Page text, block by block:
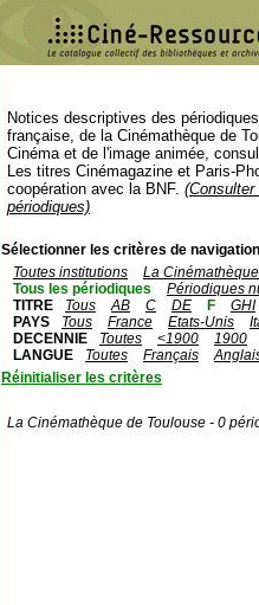
Notices descriptives des
française, de la Cinémathèque de
Cinéma et de l'image animée,
Les titres Cinémagazine et Paris-
coopération avec la BNF.
périodiques)
Sélectionner les critères de
Toutes institutions
La
Tous les périodiques
Périodiques
TITRE
Tous AB C DE F
GHI
PAYS
Tous France Etats-Unis
DECENNIE
Toutes <1900
1900
LANGUE
Toutes Français
Réinitialiser les critères
La Cinémathèque de Toulouse - 0